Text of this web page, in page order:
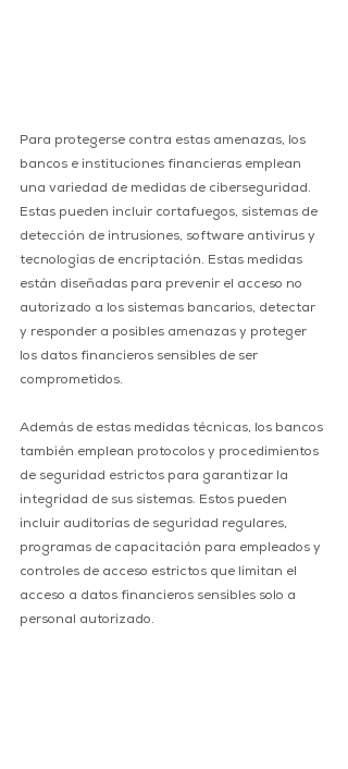
Para protegerse contra estas amenazas, los
bancos e instituciones financieras emplean
una variedad de medidas de ciberseguridad.
Estas pueden incluir cortafuegos, sistemas de
detección de intrusiones, software antivirus y
tecnologías de encriptación. Estas medidas
están diseñadas para prevenir el acceso no
autorizado a los sistemas bancarios, detectar
y responder a posibles amenazas y proteger
los datos financieros sensibles de ser
comprometidos.
Además de estas medidas técnicas, los bancos
también emplean protocolos y procedimientos
de seguridad estrictos para garantizar la
integridad de sus sistemas. Estos pueden
incluir auditorías de seguridad regulares,
programas de capacitación para empleados y
controles de acceso estrictos que limitan el
acceso a datos financieros sensibles solo a
personal autorizado.